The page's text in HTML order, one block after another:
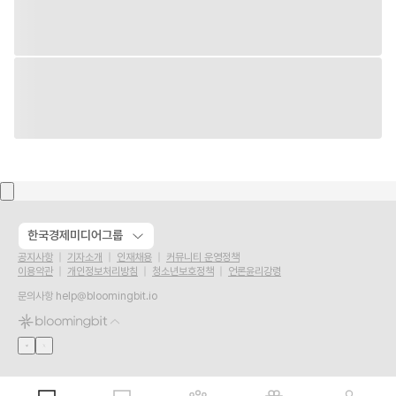
한국경제미디어그룹
공지사항 기자소개 인재채용
커뮤니티 운영정책
이용약관
개인정보처리방침 청소년보호정책
언론윤리강령
문의사항 help@bloomingbit.io